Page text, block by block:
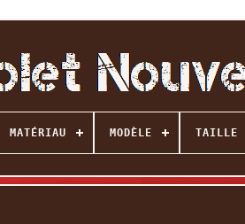
MATÉRIAU MODÈLE TAILLE